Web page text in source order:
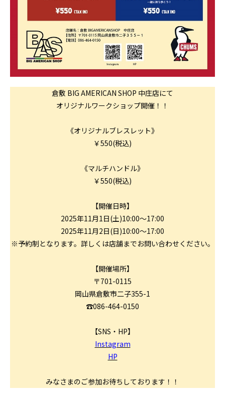
倉敷 BIG AMERICAN SHOP 中庄店にて
オリジナルワークショップ開催！！
《オリジナルブレスレット》
￥550(税込)
《マルチハンドル》
￥550(税込)
【開催日時】
2025年11月1日(土)10:00～17:00
2025年11月2日(日)10:00～17:00
※予約制となります。詳しくは店舗までお問い合わせください。
【開催場所】
〒701-0115
岡山県倉敷市二子355-1
☎086-464-0150
【SNS・HP】
Instagram
HP
みなさまのご参加お待ちしております！！